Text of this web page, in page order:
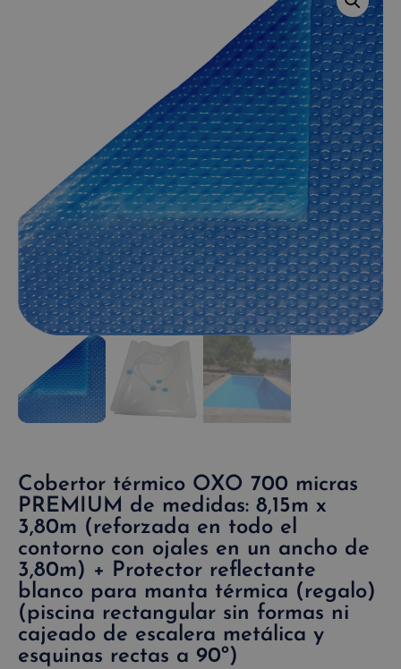
Cobertor térmico OXO 700 micras
PREMIUM de medidas: 8,15m x
3,80m (reforzada en todo el
contorno con ojales en un ancho de
3,80m) + Protector reflectante
blanco para manta térmica (regalo)
(piscina rectangular sin formas ni
cajeado de escalera metálica y
esquinas rectas a 90º)